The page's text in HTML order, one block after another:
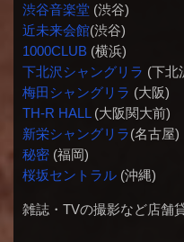
渋谷音楽堂(渋谷)
近未来会館(渋谷)
1000CLUB(横浜)
下北沢シャングリラ (下北
梅田シャングリラ (大阪)
TH-R HALL(大阪関大前)
新栄シャングリラ(名古屋)
秘密(福岡)
桜坂セントラル(沖縄)
雑誌・TVの撮影など店舗